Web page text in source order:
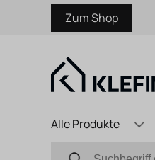
Zum Shop
Alle Produkte